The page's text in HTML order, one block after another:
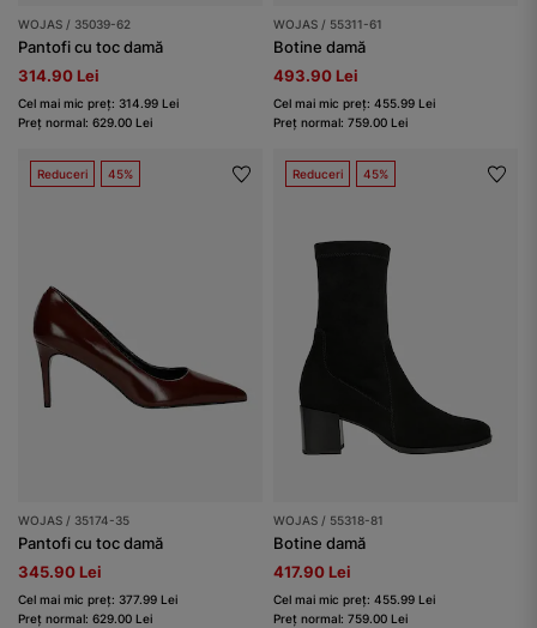
WOJAS / 35039-62
Pantofi cu toc damă
314.90 Lei
Cel mai mic preț: 314.99 Lei
Preț normal: 629.00 Lei
WOJAS / 55311-61
Botine damă
493.90 Lei
Cel mai mic preț: 455.99 Lei
Preț normal: 759.00 Lei
Reduceri 45%
WOJAS / 35174-35
Pantofi cu toc damă
345.90 Lei
Cel mai mic preț: 377.99 Lei
Preț normal: 629.00 Lei
Reduceri 45%
WOJAS / 55318-81
Botine damă
417.90 Lei
Cel mai mic preț: 455.99 Lei
Preț normal: 759.00 Lei